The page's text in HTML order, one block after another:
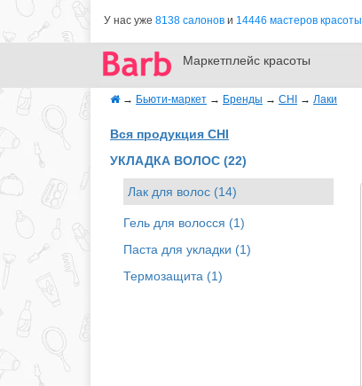
У нас уже 8138 салонов и 14446 мастеров красоты
Маркетплейс красоты
→ Бьюти-маркет → Бренды → CHI → Лаки
Вся продукция CHI
УКЛАДКА ВОЛОС (22)
Лак для волос (14)
Гель для волосся (1)
Паста для укладки (1)
Термозащита (1)